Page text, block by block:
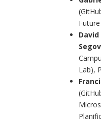
Lab),